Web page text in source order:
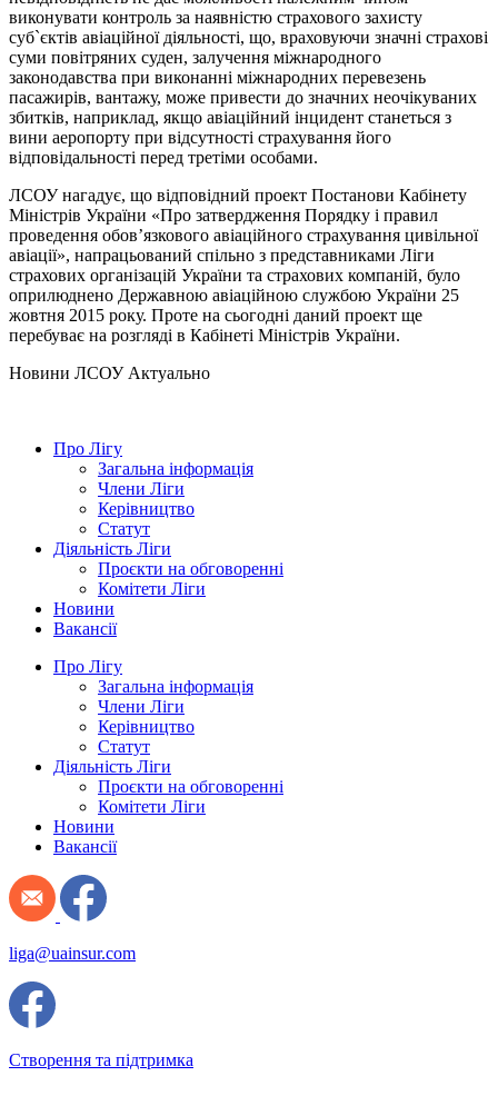
виконувати контроль за наявністю страхового захисту
суб`єктів авіаційної діяльності, що, враховуючи значні страхові
суми повітряних суден, залучення міжнародного
законодавства при виконанні міжнародних перевезень
пасажирів, вантажу, може привести до значних неочікуваних
збитків, наприклад, якщо авіаційний інцидент станеться з
вини аеропорту при відсутності страхування його
відповідальності перед третіми особами.
ЛСОУ нагадує, що відповідний проект Постанови Кабінету
Міністрів України «Про затвердження Порядку і правил
проведення обов’язкового авіаційного страхування цивільної
авіації», напрацьований спільно з представниками Ліги
страхових організацій України та страхових компаній, було
оприлюднено Державною авіаційною службою України 25
жовтня 2015 року. Проте на сьогодні даний проект ще
перебуває на розгляді в Кабінеті Міністрів України.
Hовини ЛСОУ Актуально
Про Лігу
Загальна інформація
Члени Ліги
Керівництво
Статут
Діяльність Ліги
Проєкти на обговоренні
Комітети Ліги
Новини
Вакансії
Про Лігу
Загальна інформація
Члени Ліги
Керівництво
Статут
Діяльність Ліги
Проєкти на обговоренні
Комітети Ліги
Новини
Вакансії
liga@uainsur.com
Створення та підтримка